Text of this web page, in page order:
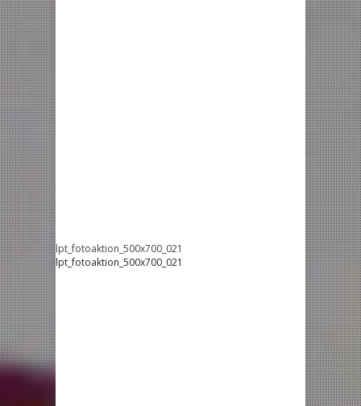
lpt_fotoaktion_500x700_021
lpt_fotoaktion_500x700_021